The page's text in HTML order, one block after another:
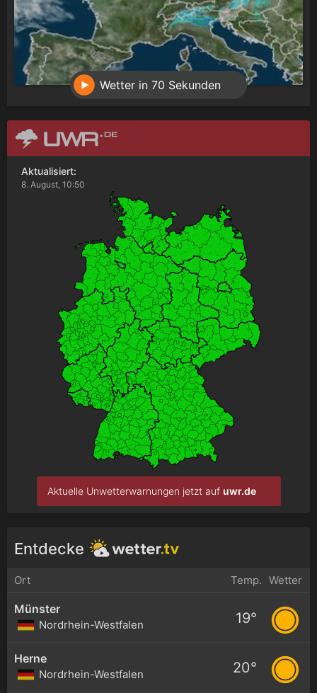
Wetter in 70 Sekunden
Aktualisiert:
8. August, 10:50
Aktuelle Unwetterwarnungen jetzt auf uwr.de
Entdecke
Ort Temp. Wetter
Münster
Nordrhein-Westfalen 19°
Herne
Nordrhein-Westfalen 20°